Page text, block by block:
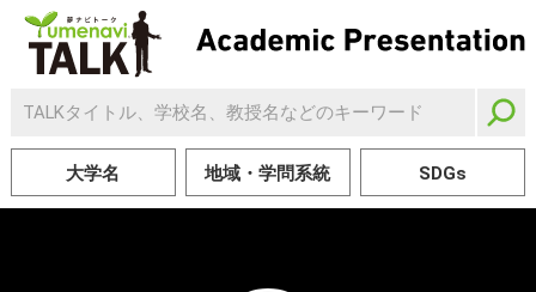
大学名 地域・学問系統 SDGs